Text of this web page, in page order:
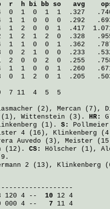
r  h bi bb so   avg
1  0  1  1  .327
1  0  0  0  .292
2  0  0  1  .417
2  1  2  0  .328
1  0  0  1  .362
2  1  0  0  .233
0  0  2  0  .255
1  0  0  1  .260
1  2  0  1  .205
11  4  5  5
(2), Mercan (7),
(1), Wittenstein (3). HR:
(1). S: Pollmeier
4 (16), Klinkenberg
Auvedo (3), Meister
(12). CS: Hölscher (1),
2 (13), Klinkenberg
120 4 --
10
000 4 --
  7
11 4